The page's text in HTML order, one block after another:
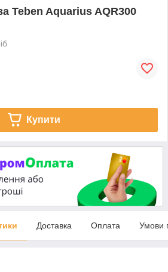
Teben Aquarius AQR300
Купити
Доставка Оплата Умови